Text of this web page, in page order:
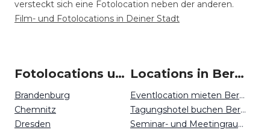
versteckt sich eine Fotolocation neben der anderen.
Film- und Fotolocations in Deiner Stadt
Fotolocations um Berlin
Brandenburg
Chemnitz
Dresden
Locations in Berlin mieten
Eventlocation mieten Berlin
Tagungshotel buchen Berlin
Seminar- und Meetingraum mieten Berlin